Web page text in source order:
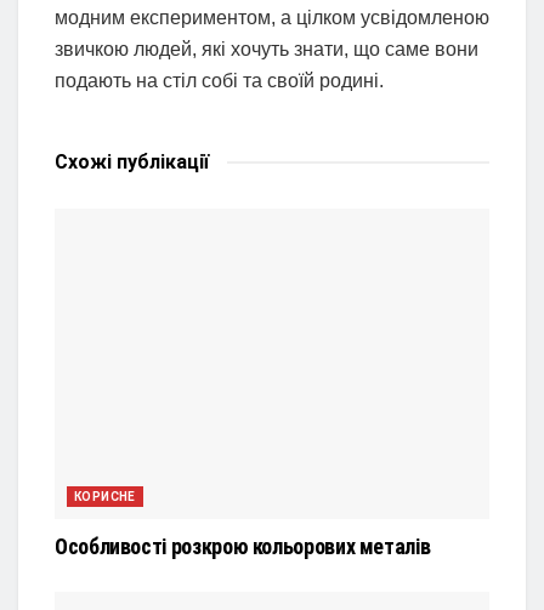
модним експериментом, а цілком усвідомленою
звичкою людей, які хочуть знати, що саме вони
подають на стіл собі та своїй родині.
Схожі публікації
КОРИСНЕ
Особливості розкрою кольорових металів